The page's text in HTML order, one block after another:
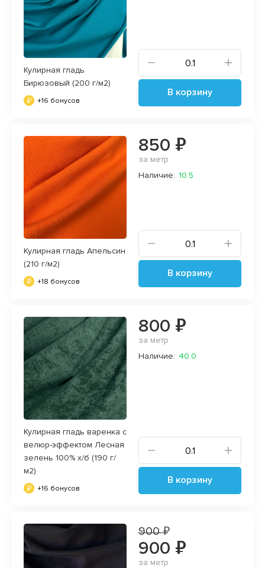
Кулирная гладь
Бирюзовый (200 г/м2)
+16 бонусов
В корзину
Кулирная гладь Апельсин
(210 г/м2)
+18 бонусов
850 ₽
за метр
Наличие: 10.5
В корзину
Кулирная гладь варенка с
велюр-эффектом Лесная
зелень 100% х/б (190 г/
м2)
+16 бонусов
800 ₽
за метр
Наличие: 40.0
В корзину
900 ₽
900 ₽
за метр